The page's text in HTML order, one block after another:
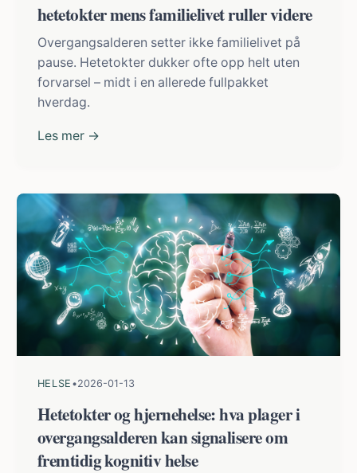
hetetokter mens familielivet ruller videre
Overgangsalderen setter ikke familielivet på
pause. Hetetokter dukker ofte opp helt uten
forvarsel – midt i en allerede fullpakket
hverdag.
Les mer →
HELSE •2026-01-13
Hetetokter og hjernehelse: hva plager i
overgangsalderen kan signalisere om
fremtidig kognitiv helse